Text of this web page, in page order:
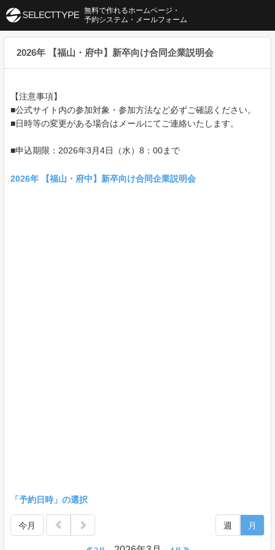
2026年 【福山・府中】新卒向け合同企業説明会
【注意事項】
■公式サイト内の参加対象・参加方法など必ずご確認ください。
■日時等の変更がある場合はメールにてご連絡いたします。
■申込期限：2026年3月4日（水）8：00まで
2026年 【福山・府中】新卒向け合同企業説明会
「予約日時」の選択
今月 週 月
無料で作れるホームページ・
予約システム・メールフォーム